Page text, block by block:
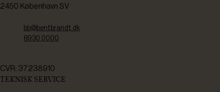
2450 København SV
bb@bentbrandt.dk
8930 0000
CVR: 37238910
TEKNISK SERVICE